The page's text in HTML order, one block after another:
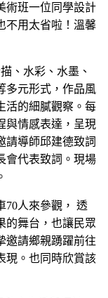
術班一位同學設計
不用太省啦！溫馨
、水彩、水墨、
多元形式，作品風
活的細膩觀察。每
與情感表達，呈現
請導師邱建德致詞
會代表致詞。現場
70人來參觀， 透
的舞台，也讓民眾
邀請鄉親踴躍前往
現。也同時欣賞該